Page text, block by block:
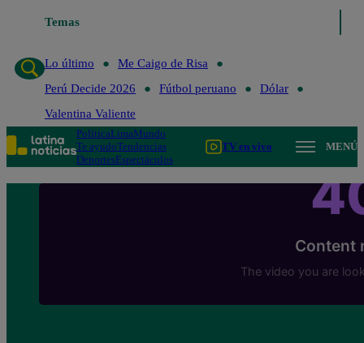
Temas
Lo último
Me Caigo de Risa
Perú Decide 2026
Fútbol peruano
Dólar
Valentina Valiente
PolíticaLimaMundo
Te ayudoTendencias
DeportesEspectáculos
TV en vivo MENÚ